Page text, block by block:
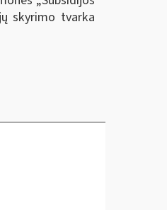
skyrimo tvarka